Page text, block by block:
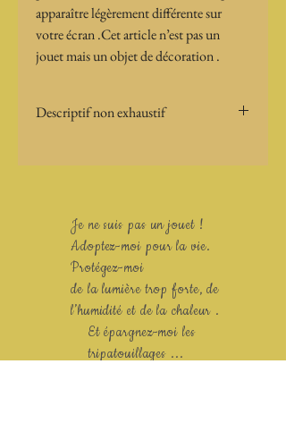
apparaître légèrement différente sur
votre écran .Cet article n’est pas un
jouet mais un objet de décoration .
Descriptif non exhaustif
Je ne suis pas un jouet !
Adoptez-moi pour la vie.
Protégez-moi
de la lumière trop forte, de
l’humidité et de la chaleur .
Et épargnez-moi les
tripatouillages ...